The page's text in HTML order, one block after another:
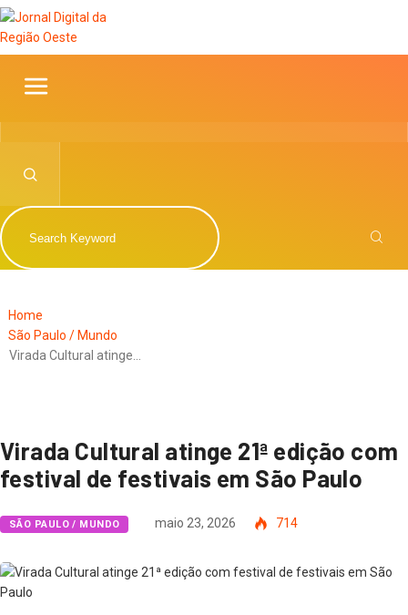
Home
São Paulo / Mundo
Virada Cultural atinge…
Virada Cultural atinge 21ª edição com
festival de festivais em São Paulo
SÃO PAULO / MUNDO maio 23, 2026 714